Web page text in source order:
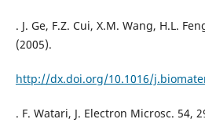
. J. Ge, F.Z. Cui, X.M. Wang, H.L.
(2005).
http://dx.doi.org/10.1016/
. F. Watari, J. Electron Microsc. 54,